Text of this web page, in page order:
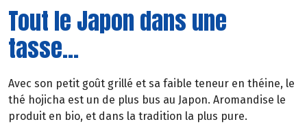
Tout le Japon dans une
tasse...
Avec son petit goût grillé et sa faible teneur en théine, le
thé hojicha est un de plus bus au Japon. Aromandise le
produit en bio, et dans la tradition la plus pure.